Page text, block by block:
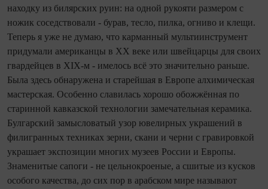
находку из билярских руин: на одной рукояти размером с
ножик соседствовали - бурав, тесло, пилка, огниво и клещи.
Теперь я уже не думаю, что карманный мультиинструмент
придумали американцы в XX веке или швейцарцы для своих
гвардейцев в XIX‑м - имелось всё это значительно раньше.
Была здесь обнаружена и старейшая в Европе алхимическая
мастерская. Особенно славилась хорошо обожжённая по
старинной кавказской технологии замечательная керамика.
Булгарский замысловатый узор ювелирных украшений в
филигранных техниках зерни, скани и черни с гравировкой
украшает экспозиции многих музеев России и Европы.
Знаменитые сапоги - не цельнокроеные, а сшитые из кусков
особого качества, до сих пор в арабском мире называют